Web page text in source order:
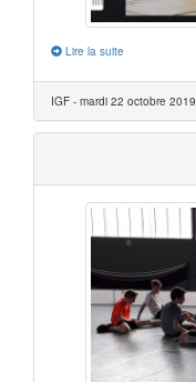
Lire la suite
IGF - mardi 22 octobre 2019